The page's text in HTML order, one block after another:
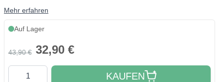
Mehr erfahren
Auf Lager
43,90 € 32,90 €
Quantity
KAUFEN